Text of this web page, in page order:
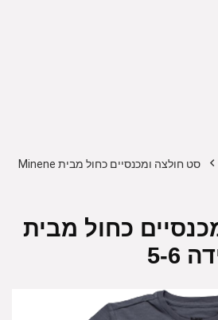
סט חולצה ומכנסיים כחול מבית Minene
כחול מבית